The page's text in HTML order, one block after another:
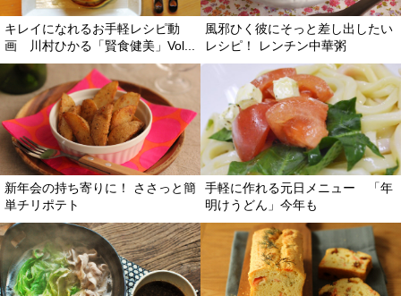
キレイになれるお手軽レシピ動
画 川村ひかる「賢食健美」Vol...
風邪ひく彼にそっと差し出したい
レシピ！ レンチン中華粥
新年会の持ち寄りに！ ささっと簡
単チリポテト
手軽に作れる元日メニュー 「年
明けうどん」今年も